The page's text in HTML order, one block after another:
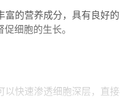
的营养成分，具有良好
细胞的生长。
快速渗透细胞深层，直